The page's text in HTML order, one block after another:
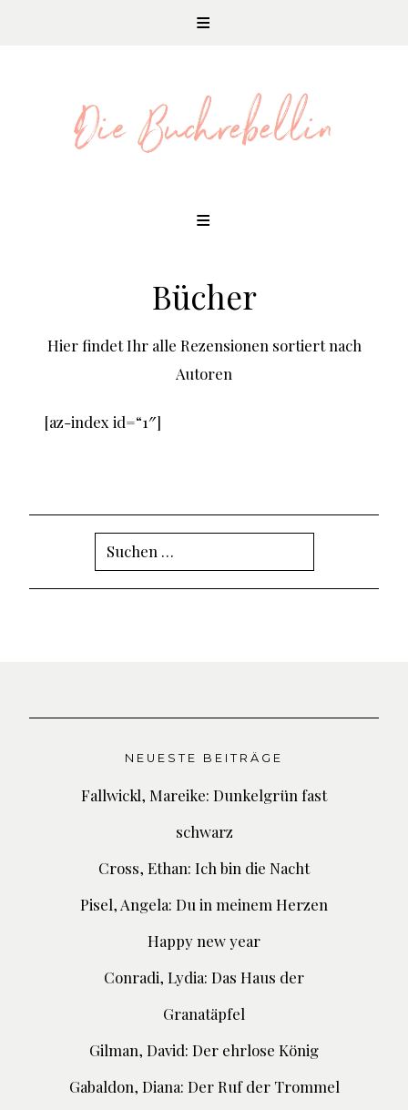
Bücher
Hier findet Ihr alle Rezensionen sortiert nach
Autoren
[az-index id=“1″]
Suchen
nach:
NEUESTE BEITRÄGE
Fallwickl, Mareike: Dunkelgrün fast
schwarz
Cross, Ethan: Ich bin die Nacht
Pisel, Angela: Du in meinem Herzen
Happy new year
Conradi, Lydia: Das Haus der
Granatäpfel
Gilman, David: Der ehrlose König
Gabaldon, Diana: Der Ruf der Trommel